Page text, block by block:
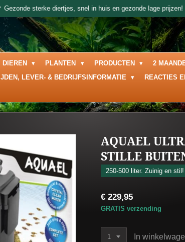
Gezonde sterke diertjes, snel in huis en gezonde lage prijzen!
DIEREN PLANTEN PRODUCTEN
2
LEVER- & BEDRIJFSINFORMATIE REACTIES
AQUAEL
STILLE
250-500 liter. Zuinig en stil!
€ 229,95
GRATIS verzending
In